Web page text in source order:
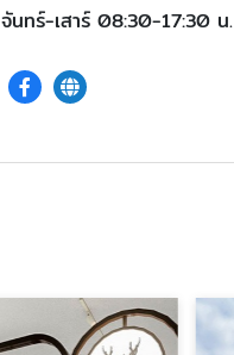
จันทร์-เสาร์ 08:30-17:30 น.